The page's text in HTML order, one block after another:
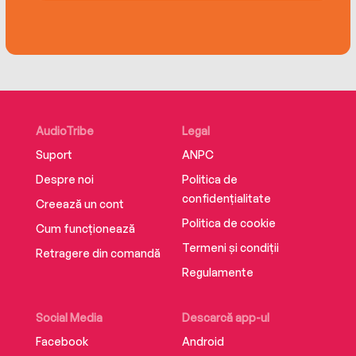
‘With laugh-out-loud moments, you’ll love this
Prima
‘Hilariously relatable’ Sophie Cousens
‘For fans of Jilly Cooper…warm-hearted,
Best
AudioTribe
Suport
Despre noi
Creează un cont
Cum funcționează
Retragere din comandă
Social Media
Facebook
Descarcă app-ul
Android
Legal
ANPC
Politica de
confidențialitate
Politica de cookie
Termeni și condiții
Regulamente